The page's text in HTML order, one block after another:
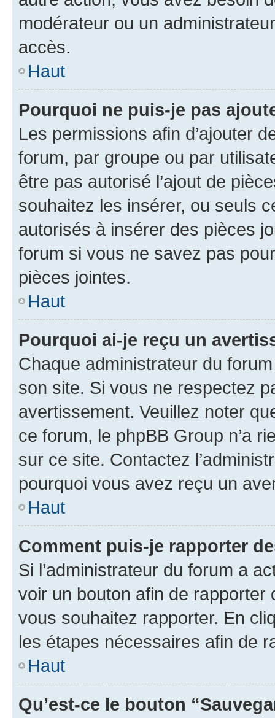
modérateur ou un
accès.
Haut
Pourquoi ne puis-je pas
Les permissions afin d’ajouter
forum, par groupe ou par
être pas autorisé l’ajout de
souhaitez les insérer, ou seuls
autorisés à insérer des pièces
forum si vous ne savez pas
pièces jointes.
Haut
Pourquoi ai-je reçu un
Chaque administrateur du
son site. Si vous ne respectez
avertissement. Veuillez noter
ce forum, le phpBB Group n’a
sur ce site. Contactez
pourquoi vous avez reçu un
Haut
Comment puis-je rapporter
Si l’administrateur du forum a
voir un bouton afin de
vous souhaitez rapporter. En
les étapes nécessaires afin de
Haut
Qu’est-ce le bouton